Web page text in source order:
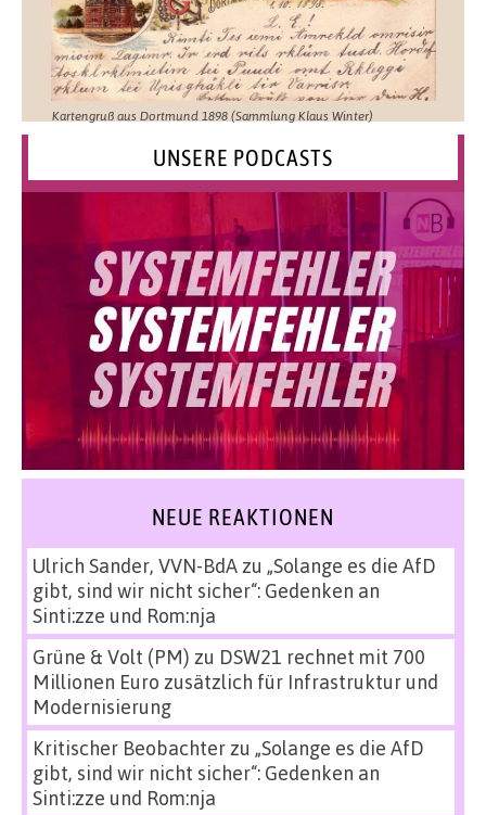
Kartengruß aus Dortmund 1898 (Sammlung Klaus Winter)
UNSERE PODCASTS
NEUE REAKTIONEN
Ulrich Sander, VVN-BdAzu „Solange es die AfD
gibt, sind wir nicht sicher“: Gedenken an
Sinti:zze und Rom:nja
Grüne & Volt (PM) zu DSW21 rechnet mit 700
Millionen Euro zusätzlich für Infrastruktur und
Modernisierung
Kritischer Beobachterzu „Solange es die AfD
gibt, sind wir nicht sicher“: Gedenken an
Sinti:zze und Rom:nja